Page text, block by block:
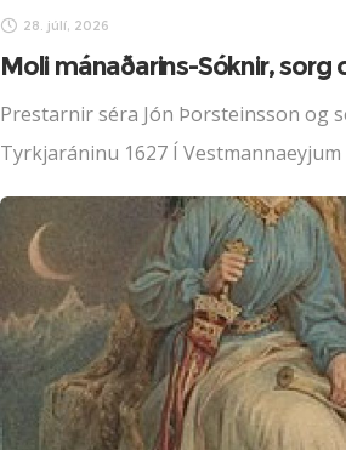
28. júlí, 2026
Moli mánaðarins-Sóknir,
Prestarnir séra Jón Þorsteinsson og
Tyrkjaráninu 1627 Í
prestar gengju saman að
kveddust þar. Steinninn stendur